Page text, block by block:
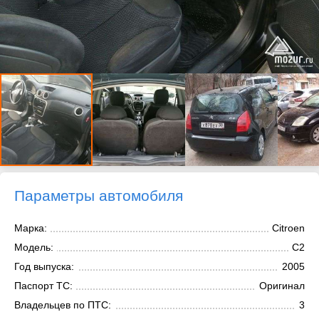
Параметры автомобиля
Марка:
Citroen
Модель:
C2
Год выпуска:
2005
Паспорт ТС:
Оригинал
Владельцев по ПТС:
3